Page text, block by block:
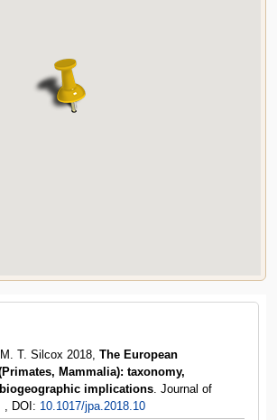
T. Silcox 2018, The European
Mammalia): taxonomy,
implications. Journal of
, DOI: 10.1017/jpa.2018.10